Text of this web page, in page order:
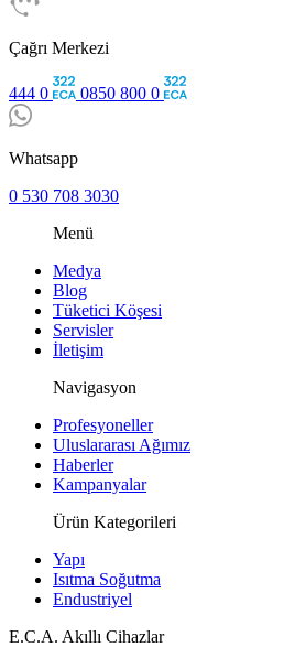
Çağrı Merkezi
444 0 0850 800 0
Whatsapp
0 530 708 3030
Menü
Medya
Blog
Tüketici Köşesi
Servisler
İletişim
Navigasyon
Profesyoneller
Uluslararası Ağımız
Haberler
Kampanyalar
Ürün Kategorileri
Yapı
Isıtma Soğutma
Endustriyel
E.C.A. Akıllı Cihazlar